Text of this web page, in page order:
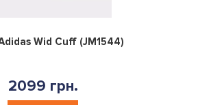
0
Wid Cuff (JM1544)
2099 грн.